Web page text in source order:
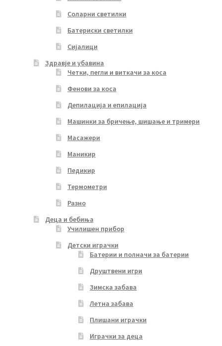
Соларни светилки
Батериски светилки
Сијалици
Здравје и убавина
Четки, пегли и виткачи за коса
Фенови за коса
Депилација и епилација
Машинки за бричење, шишање и тримери
Масажери
Маникир
Педикир
Термометри
Разно
Деца и бебиња
Училишен прибор
Детски играчки
Батерии и полначи за батерии
Друштвени игри
Зимска забава
Летна забава
Плишани играчки
Играчки за деца